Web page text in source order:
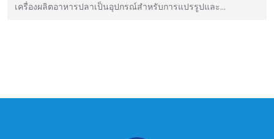
เครื่องผลิตอาหารปลาเป็นอุปกรณ์สำหรับการแปรรูปและ…